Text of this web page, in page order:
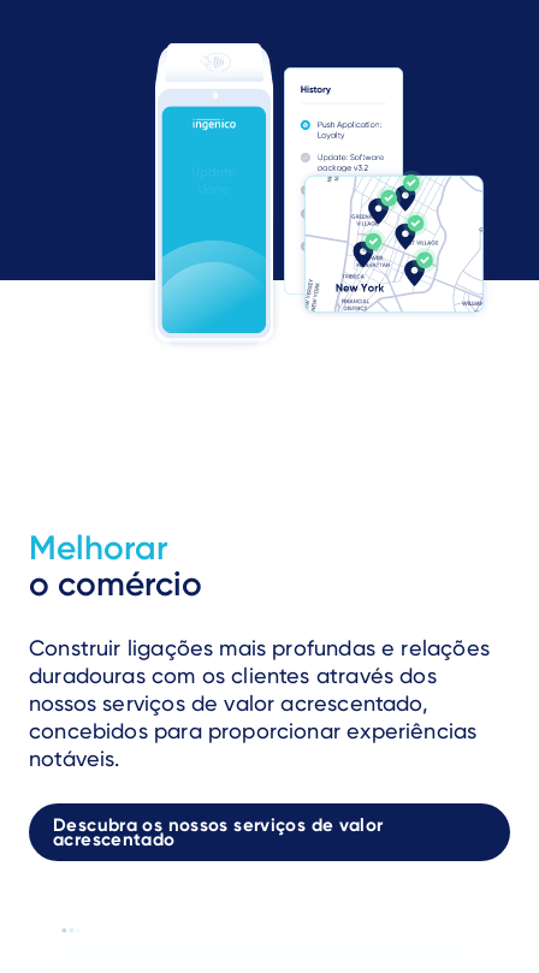
Melhorar
o comércio
Construir ligações mais profundas e relações
duradouras com os clientes através dos
nossos serviços de valor acrescentado,
concebidos para proporcionar experiências
notáveis.
Descubra os nossos serviços de valor
acrescentado